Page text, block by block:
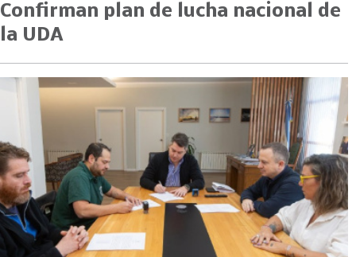
Confirman plan de lucha nacional de
la UDA